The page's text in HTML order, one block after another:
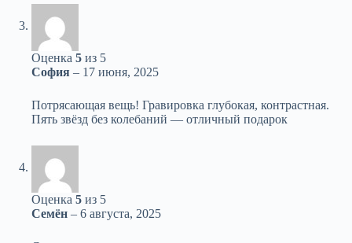
Оценка 5 из 5
София – 17 июня, 2025
Потрясающая вещь! Гравировка глубокая, контрастная.
Пять звёзд без колебаний — отличный подарок
Оценка 5 из 5
Семён – 6 августа, 2025